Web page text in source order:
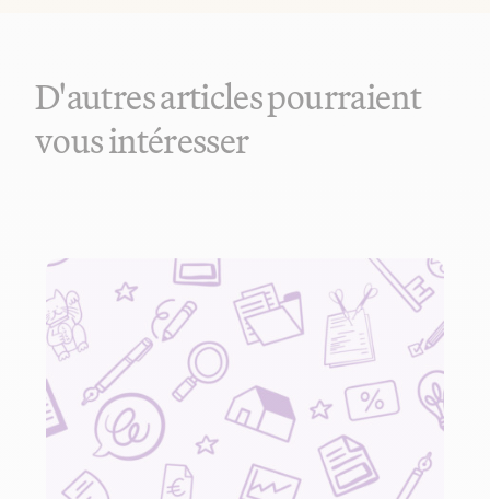
D'autres articles pourraient
vous intéresser